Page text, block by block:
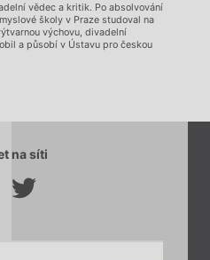
vědec a kritik. Po absolvování
školy v Praze studoval na
výchovu, divadelní
a působí v Ústavu pro českou
na síti